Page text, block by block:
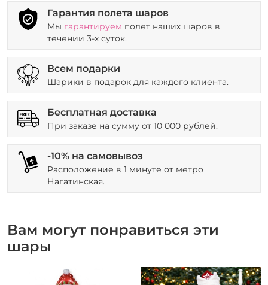
Гарантия полета шаров
Мы гарантируем полет наших шаров в
течении 3-х суток.
Всем подарки
Шарики в подарок для каждого клиента.
Бесплатная доставка
При заказе на сумму от 10 000 рублей.
-10% на самовывоз
Расположение в 1 минуте от метро
Нагатинская.
Вам могут понравиться эти
шары